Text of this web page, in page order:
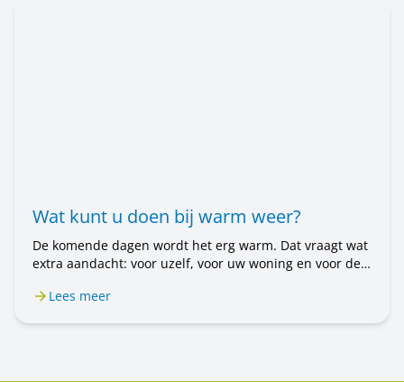
Wat kunt u doen bij warm weer?
De komende dagen wordt het erg warm. Dat vraagt wat
extra aandacht: voor uzelf, voor uw woning en voor de
doen.Lees meer